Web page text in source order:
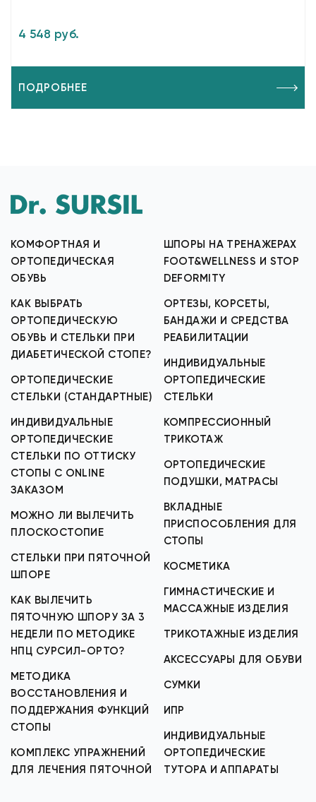
4 548 руб.
ПОДРОБНЕЕ
КОМФОРТНАЯ И
ОРТОПЕДИЧЕСКАЯ
ОБУВЬ
КАК ВЫБРАТЬ
ОРТОПЕДИЧЕСКУЮ
ОБУВЬ И СТЕЛЬКИ ПРИ
ДИАБЕТИЧЕСКОЙ СТОПЕ?
ОРТОПЕДИЧЕСКИЕ
СТЕЛЬКИ (СТАНДАРТНЫЕ)
ИНДИВИДУАЛЬНЫЕ
ОРТОПЕДИЧЕСКИЕ
СТЕЛЬКИ ПО ОТТИСКУ
СТОПЫ С ONLINE
ЗАКАЗОМ
МОЖНО ЛИ ВЫЛЕЧИТЬ
ПЛОСКОСТОПИЕ
СТЕЛЬКИ ПРИ ПЯТОЧНОЙ
ШПОРЕ
КАК ВЫЛЕЧИТЬ
ПЯТОЧНУЮ ШПОРУ ЗА 3
НЕДЕЛИ ПО МЕТОДИКЕ
НПЦ СУРСИЛ-ОРТО?
МЕТОДИКА
ВОССТАНОВЛЕНИЯ И
ПОДДЕРЖАНИЯ ФУНКЦИЙ
СТОПЫ
КОМПЛЕКС УПРАЖНЕНИЙ
ДЛЯ ЛЕЧЕНИЯ ПЯТОЧНОЙ
ШПОРЫ НА ТРЕНАЖЕРАХ
FOOT&WELLNESS И STOP
DEFORMITY
ОРТЕЗЫ, КОРСЕТЫ,
БАНДАЖИ И СРЕДСТВА
РЕАБИЛИТАЦИИ
ИНДИВИДУАЛЬНЫЕ
ОРТОПЕДИЧЕСКИЕ
СТЕЛЬКИ
КОМПРЕССИОННЫЙ
ТРИКОТАЖ
ОРТОПЕДИЧЕСКИЕ
ПОДУШКИ, МАТРАСЫ
ВКЛАДНЫЕ
ПРИСПОСОБЛЕНИЯ ДЛЯ
СТОПЫ
КОСМЕТИКА
ГИМНАСТИЧЕСКИЕ И
МАССАЖНЫЕ ИЗДЕЛИЯ
ТРИКОТАЖНЫЕ ИЗДЕЛИЯ
АКСЕССУАРЫ ДЛЯ ОБУВИ
СУМКИ
ИПР
ИНДИВИДУАЛЬНЫЕ
ОРТОПЕДИЧЕСКИЕ
ТУТОРА И АППАРАТЫ